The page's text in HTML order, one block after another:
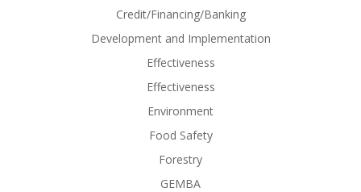
Credit/Financing/Banking
Development and Implementation
Effectiveness
Effectiveness
Environment
Food Safety
Forestry
GEMBA